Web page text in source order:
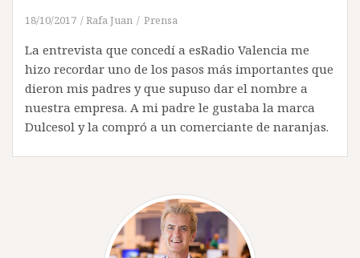
18/10/2017 Rafa Juan Prensa
La entrevista que concedí a esRadio Valencia me
hizo recordar uno de los pasos más importantes que
dieron mis padres y que supuso dar el nombre a
nuestra empresa. A mi padre le gustaba la marca
Dulcesol y la compró a un comerciante de naranjas.